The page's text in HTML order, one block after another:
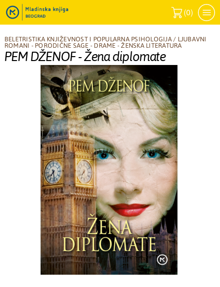
(0)
BELETRISTIKA KNJIŽEVNOST I POPULARNA PSIHOLOGIJA / LJUBAVNI
ROMANI - PORODIČNE SAGE - DRAME - ŽENSKA LITERATURA
PEM DŽENOF - Žena diplomate